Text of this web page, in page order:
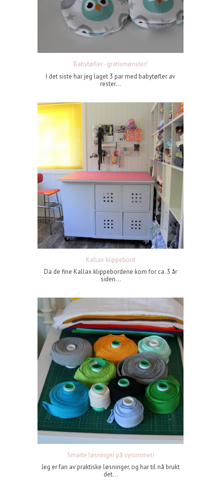
Babytøfler - gratismønster!
I det siste har jeg laget 3 par med babytøfler av
rester...
Kallax klippebord
Da de fine Kallax klippebordene kom for ca. 3 år
siden...
Smarte løsninger på syrommet!
Jeg er fan av praktiske løsninger, og har til nå brukt
det...